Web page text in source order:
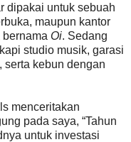
dipakai untuk sebuah
maupun kantor
Oi. Sedang
studio musik, garasi
serta kebun dengan
menceritakan
pada saya, “Tahun
untuk investasi